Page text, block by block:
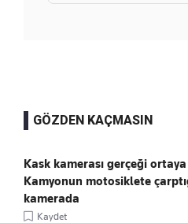
GÖZDEN KAÇMASIN
Kask kamerası gerçeği ortaya
Kamyonun motosiklete
kamerada
Kaydet